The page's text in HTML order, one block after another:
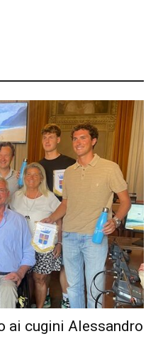
ai cugini Alessandro